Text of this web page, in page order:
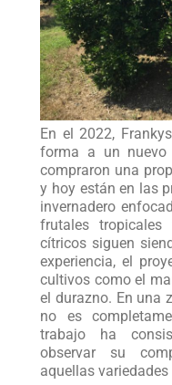
En el 2022,
forma a un nuevo
compraron una
y hoy están en las
invernadero
frutales
cítricos siguen
experiencia, el
cultivos como el
el durazno. En una
no es
trabajo ha
observar su
aquellas